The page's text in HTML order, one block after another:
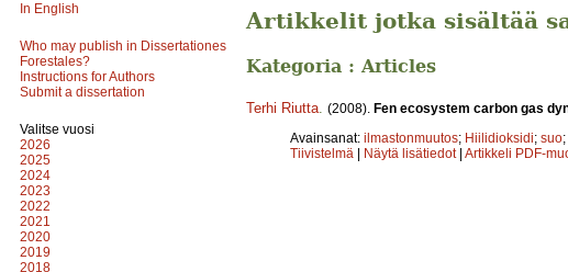
In English
Who may publish in Dissertationes
Forestales?
Instructions for Authors
Submit a dissertation
Valitse vuosi
2026
2025
2024
2023
2022
2021
2020
2019
2018
Artikkelit jotka sisältää
Kategoria : Articles
Terhi Riutta (2008). Fen ecosystem carbon gas
Avainsanat: ilmastonmuutos; Hiilidioksidi; suo;
Tiivistelmä | Näytä lisätiedot | Artikkeli PDF-